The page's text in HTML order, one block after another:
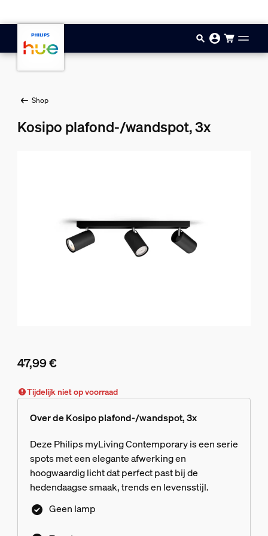
Shop
Kosipo plafond-/wandspot, 3x
47,99 €
Tijdelijk niet op voorraad
Over de Kosipo plafond-/wandspot, 3x
Deze Philips myLiving Contemporary is een serie
spots met een elegante afwerking en
hoogwaardig licht dat perfect past bij de
hedendaagse smaak, trends en levensstijl.
Geen lamp